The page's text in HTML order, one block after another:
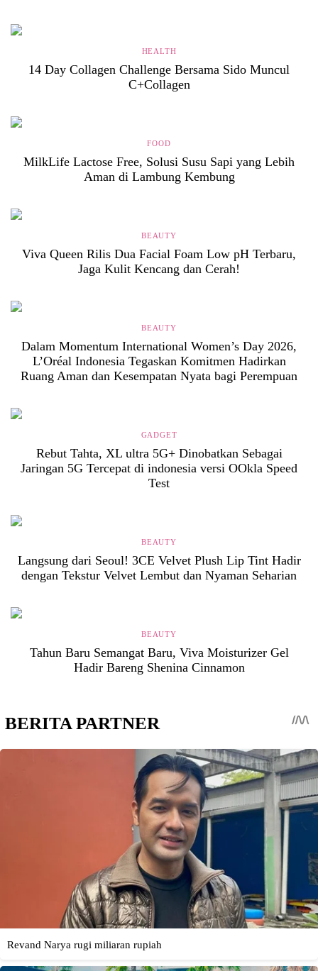
HEALTH
14 Day Collagen Challenge Bersama Sido Muncul
C+Collagen
FOOD
MilkLife Lactose Free, Solusi Susu Sapi yang Lebih
Aman di Lambung Kembung
BEAUTY
Viva Queen Rilis Dua Facial Foam Low pH Terbaru,
Jaga Kulit Kencang dan Cerah!
BEAUTY
Dalam Momentum International Women’s Day 2026,
L’Oréal Indonesia Tegaskan Komitmen Hadirkan
Ruang Aman dan Kesempatan Nyata bagi Perempuan
GADGET
Rebut Tahta, XL ultra 5G+ Dinobatkan Sebagai
Jaringan 5G Tercepat di indonesia versi OOkla Speed
Test
BEAUTY
Langsung dari Seoul! 3CE Velvet Plush Lip Tint Hadir
dengan Tekstur Velvet Lembut dan Nyaman Seharian
BEAUTY
Tahun Baru Semangat Baru, Viva Moisturizer Gel
Hadir Bareng Shenina Cinnamon